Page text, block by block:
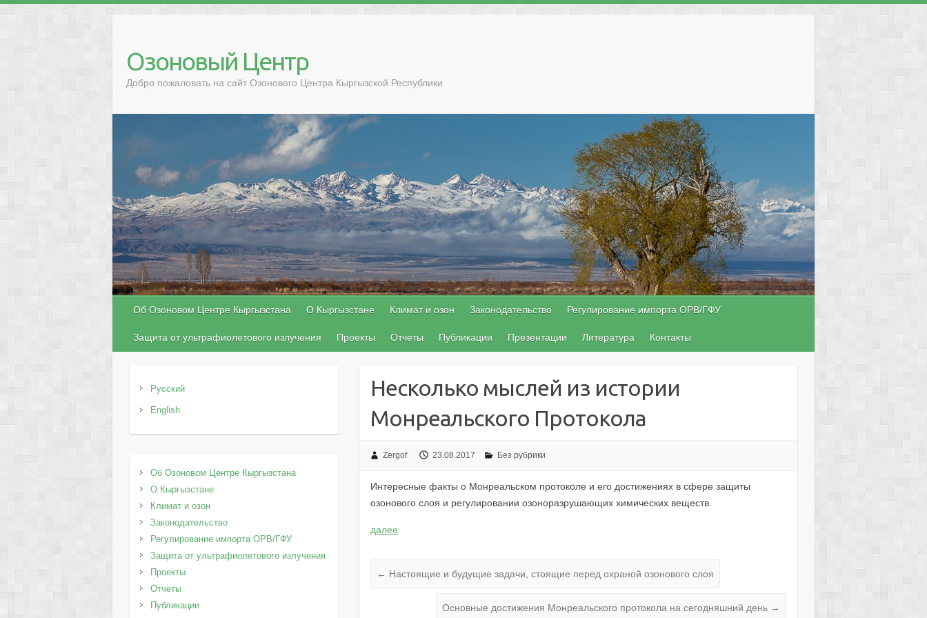
Озоновый Центр
Добро пожаловать на сайт Озонового Центра Кыргызской Республики
Об Озоновом Центре Кыргызстана О Кыргызстане Климат и озон Законодательство Регулирование импорта ОРВ/ГФУ
Защита от ультрафиолетового излучения Проекты Отчеты Публикации Презентации Литература Контакты
Несколько мыслей из истории
Монреальского Протокола
Zergof 23.08.2017 Без рубрики
Интересные факты о Монреальском протоколе и его достижениях в сфере защиты
озонового слоя и регулировании озоноразрушающих химических веществ.
далее
← Настоящие и будущие задачи, стоящие перед охраной озонового слоя
Основные достижения Монреальского протокола на сегодняшний день →
Русский
English
Об Озоновом Центре Кыргызстана
О Кыргызстане
Климат и озон
Законодательство
Регулирование импорта ОРВ/ГФУ
Защита от ультрафиолетового излучения
Проекты
Отчеты
Публикации